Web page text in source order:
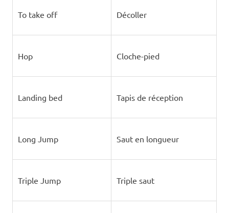
To take off Décoller
Hop Cloche-pied
Landing bed Tapis de réception
Long Jump Saut en longueur
Triple Jump Triple saut